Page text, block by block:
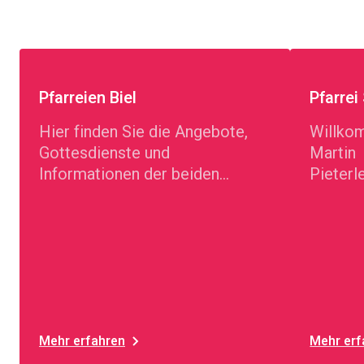
Pfarreien Biel
Hier finden Sie die Angebote,
Gottesdienste und
Informationen der beiden
Mehr erfahren
Pfarrei
Martin
Mehr